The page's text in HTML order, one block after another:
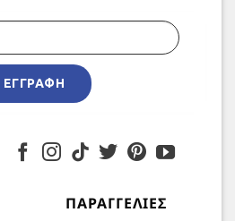
ΕΓΓΡΑΦΉ
ΠΑΡΑΓΓΕΛΊΕΣ